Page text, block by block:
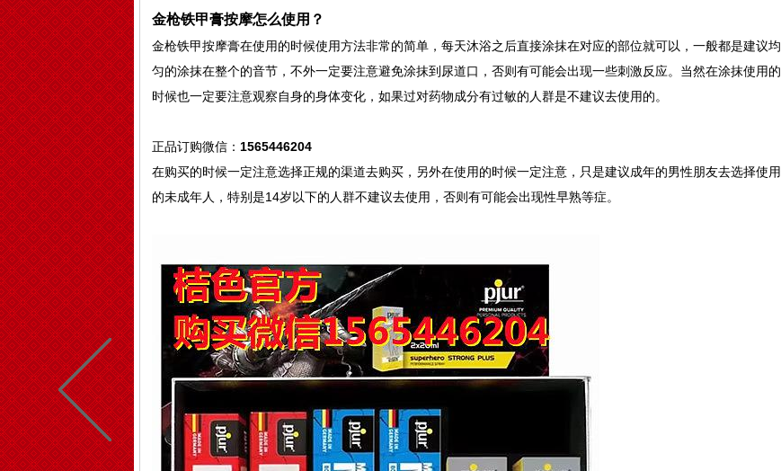
金枪铁甲膏按摩怎么使用？
金枪铁甲按摩膏在使用的时候使用方法非常的简单，每天沐浴之后直接涂抹在对应的部位就可以，一般都是建议均
匀的涂抹在整个的音节，不外一定要注意避免涂抹到尿道口，否则有可能会出现一些刺激反应。当然在涂抹使用的
时候也一定要注意观察自身的身体变化，如果过对药物成分有过敏的人群是不建议去使用的。
正品订购微信： 1565446204
在购买的时候一定注意选择正规的渠道去购买，另外在使用的时候一定注意，只是建议成年的男性朋友去选择使用
的未成年人，特别是14岁以下的人群不建议去使用，否则有可能会出现性早熟等症。